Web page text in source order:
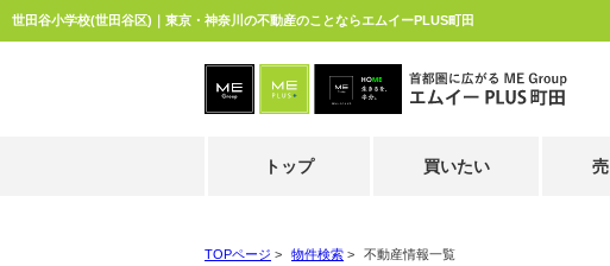
世田谷小学校(世田谷区)｜東京・神奈川の不動産のことならエムイーPLUS町田
トップ 買いたい
TOPページ > 物件検索 > 不動産情報一覧